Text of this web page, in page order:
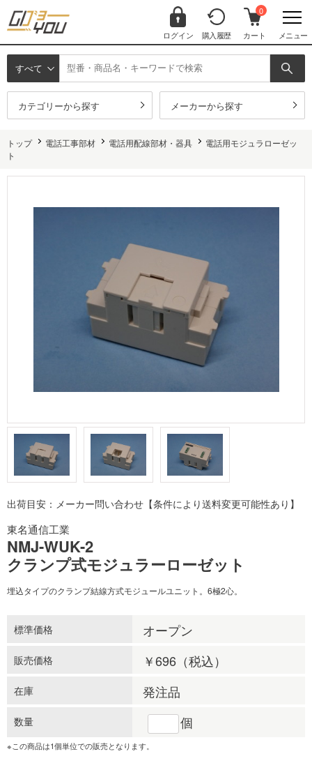
ログイン 購入履歴
0
カート メニュー
すべて
カテゴリーから探す メーカーから探す
トップ 電話工事部材 電話用配線部材・器具
電話用モジュラローゼッ
ト
出荷目安：メーカー問い合わせ【条件により送料変更可能性あり】
東名通信工業
NMJ-WUK-2
クランプ式モジュラーローゼット
埋込タイプのクランプ結線方式モジュールユニット。6極2心。
標準価格 オープン
販売価格 ￥696（税込）
在庫 発注品
数量 個
※この商品は1個単位での販売となります。